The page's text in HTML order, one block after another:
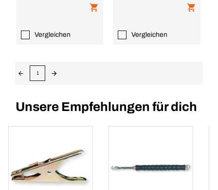
Vergleichen Vergleichen
1
Unsere Empfehlungen für dich